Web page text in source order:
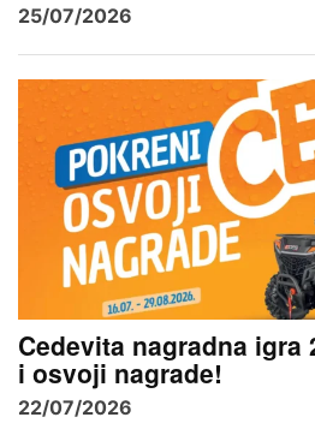
25/07/2026
Cedevita nagradna igra
i osvoji nagrade!
22/07/2026